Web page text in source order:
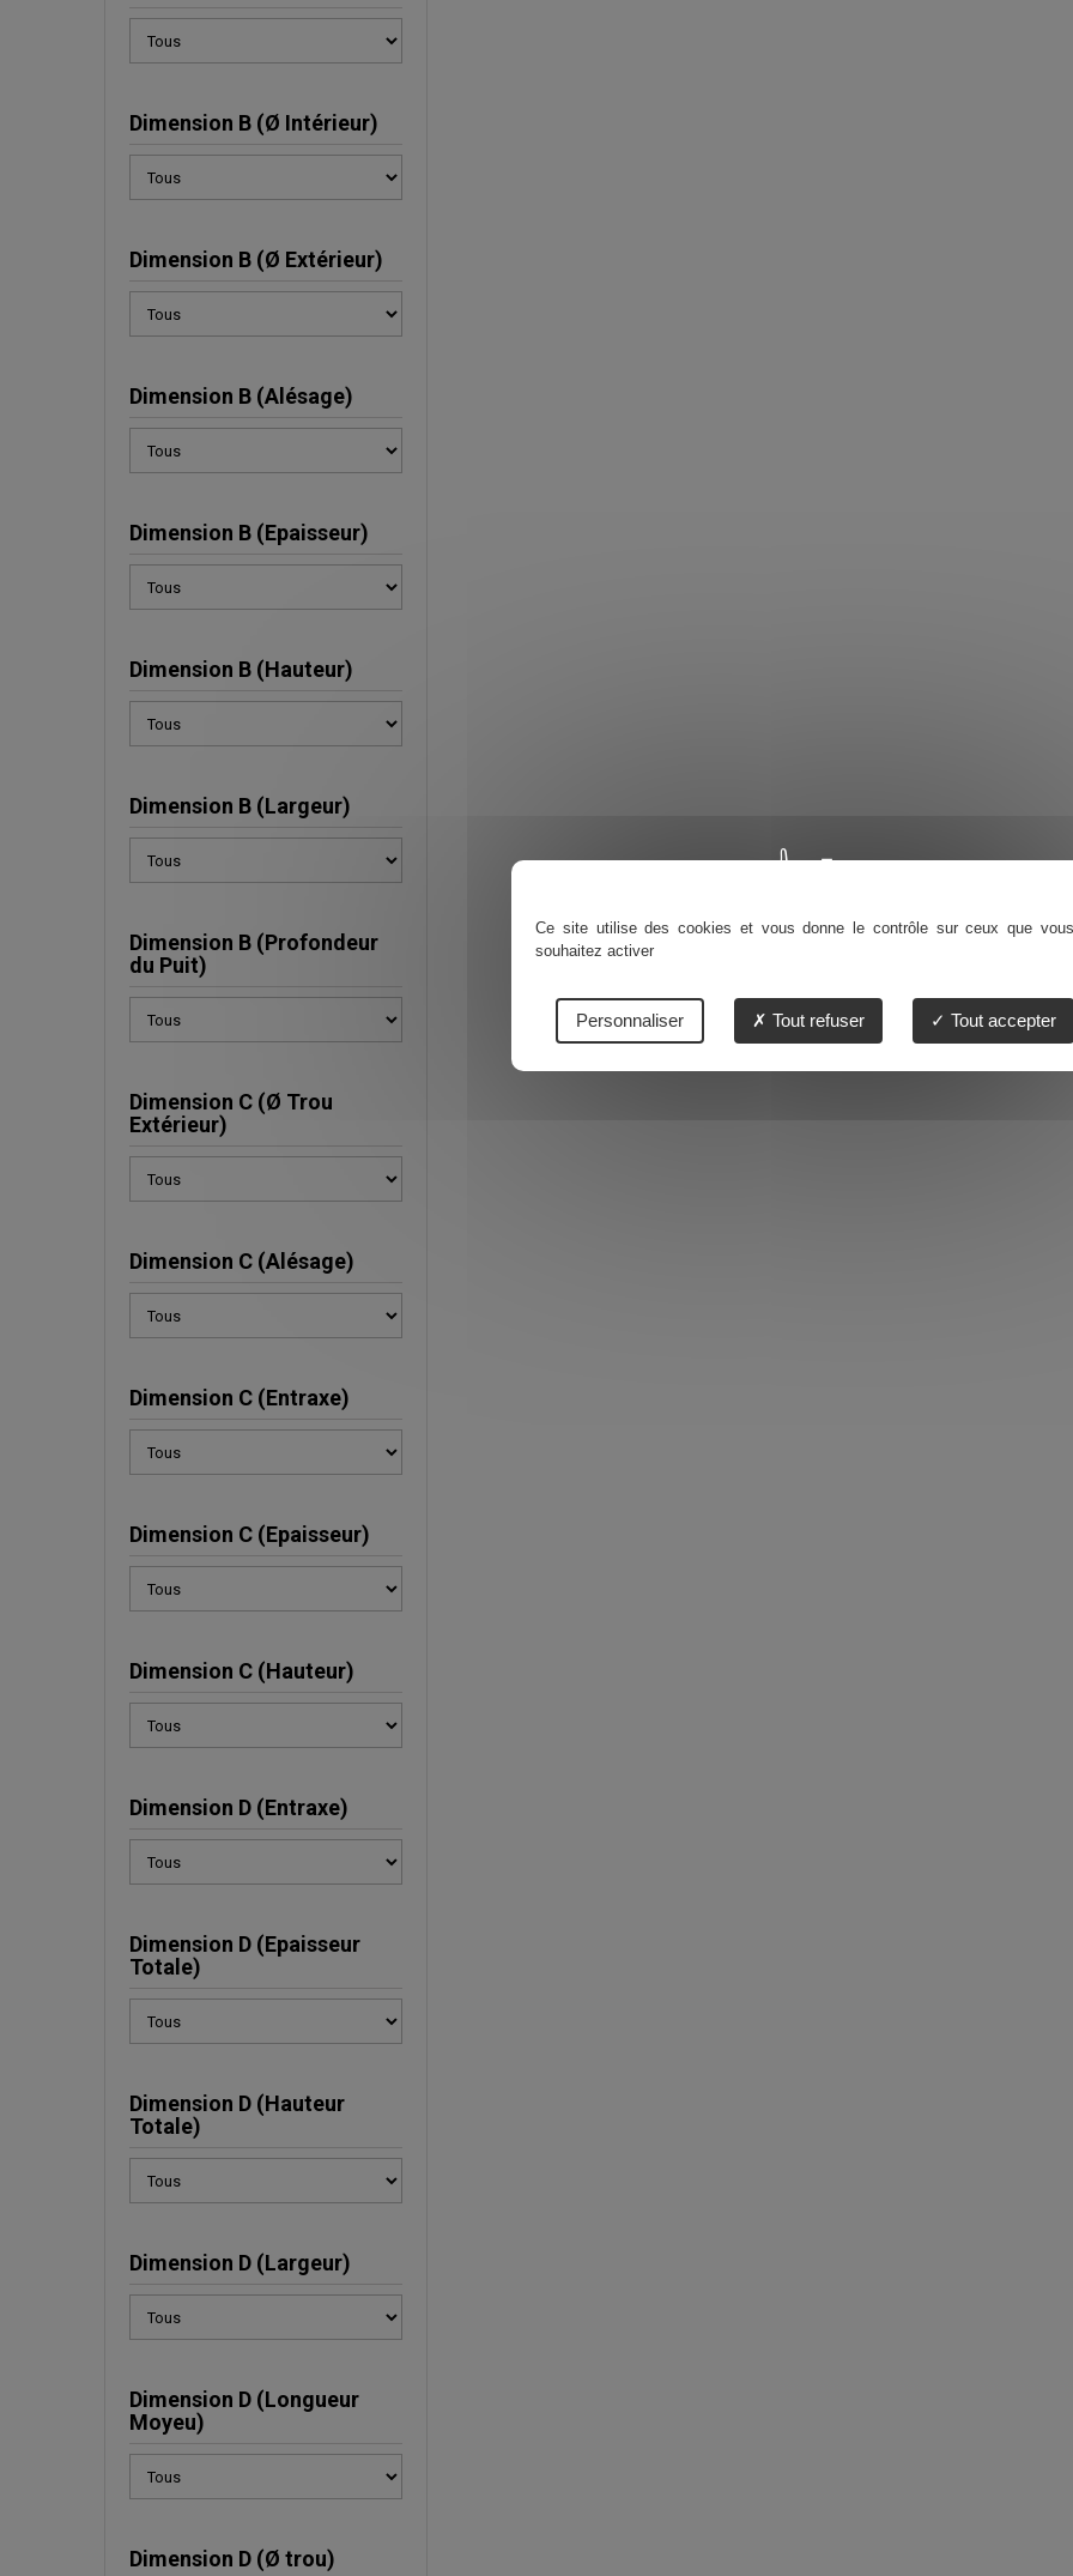
Dimension B (Ø Intérieur)
Dimension B (Ø Extérieur)
Dimension B (Alésage)
Dimension B (Epaisseur)
Dimension B (Hauteur)
Dimension B (Largeur)
Dimension B (Profondeur
du Puit)
Dimension C (Ø Trou
Extérieur)
Dimension C (Alésage)
Dimension C (Entraxe)
Dimension C (Epaisseur)
Dimension C (Hauteur)
Dimension D (Entraxe)
Dimension D (Epaisseur
Totale)
Dimension D (Hauteur
Totale)
Dimension D (Largeur)
Dimension D (Longueur
Moyeu)
Dimension D (Ø trou)
Ce site utilise des cookies et vous donne le contrôle sur ceux que vous
souhaitez activer
Tout accepter
Tout refuser
Personnaliser